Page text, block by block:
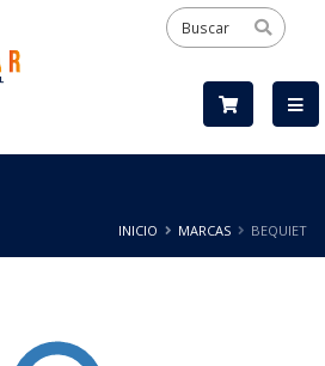
INICIO MARCAS BEQUIET